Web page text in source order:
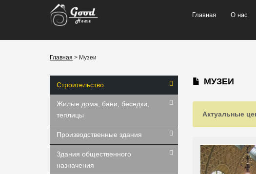
Главная О нас
Главная > Музеи
Строительство
Жилые дома, бани, беседки,
теплицы
Производственные здания
Здания общественного
назначения
МУЗЕИ
Актуальные